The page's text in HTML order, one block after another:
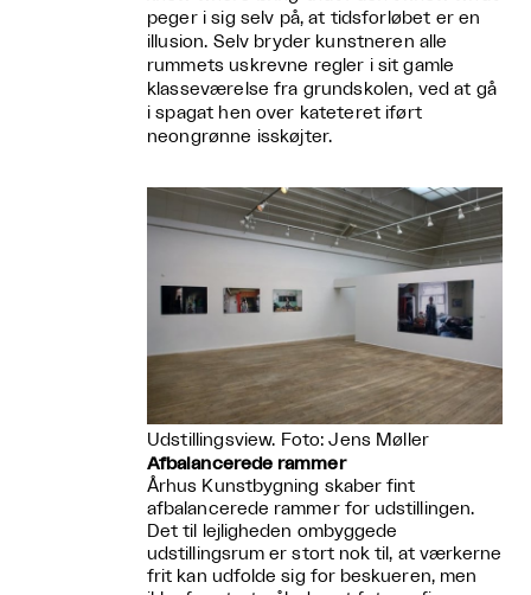
peger i sig selv på, at tidsforløbet er en
illusion. Selv bryder kunstneren alle
rummets uskrevne regler i sit gamle
klasseværelse fra grundskolen, ved at gå
i spagat hen over kateteret iført
neongrønne isskøjter.
Udstillingsview. Foto: Jens Møller
Afbalancerede rammer
Århus Kunstbygning skaber fint
afbalancerede rammer for udstillingen.
Det til lejligheden ombyggede
udstillingsrum er stort nok til, at værkerne
frit kan udfolde sig for beskueren, men